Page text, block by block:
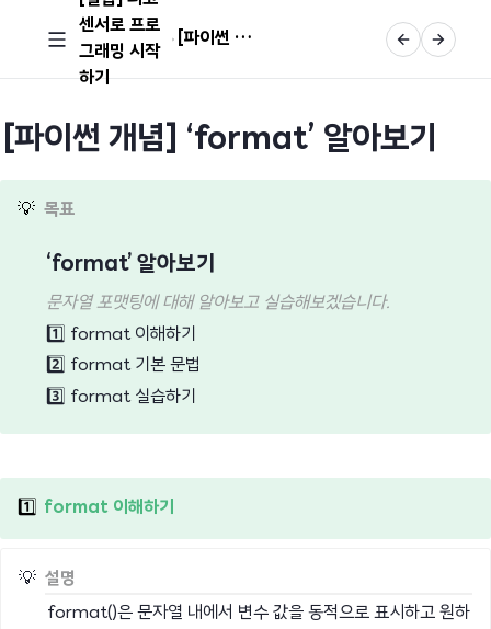
센서로 프로
그래밍 시작
하기
[파이썬 개념] 'format' 알아보기
[파이썬 개념] ‘format’ 알아보기
💡 목표
‘format’ 알아보기
문자열 포맷팅에 대해 알아보고 실습해보겠습니다.
1️⃣ format 이해하기
2️⃣ format 기본 문법
3️⃣ format 실습하기
1️⃣ format 이해하기
💡 설명
format()은 문자열 내에서 변수 값을 동적으로 표시하고 원하